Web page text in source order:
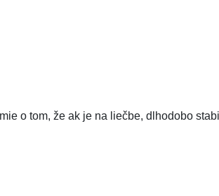
o tom, že ak je na liečbe, dlhodobo